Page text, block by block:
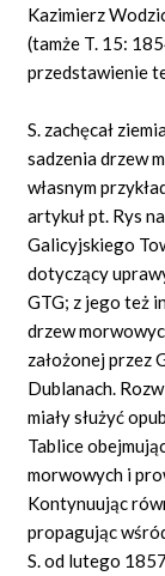
Kazimierz
(tamże T. 15:
przedstawienie
S. zachęcał
sadzenia drzew
własnym
artykuł pt. Rys
Galicyjskiego
dotyczący
GTG; z jego też
drzew
założonej przez
Dublanach.
miały służyć
Tablice
morwowych i
Kontynuując
propagując
S. od lutego